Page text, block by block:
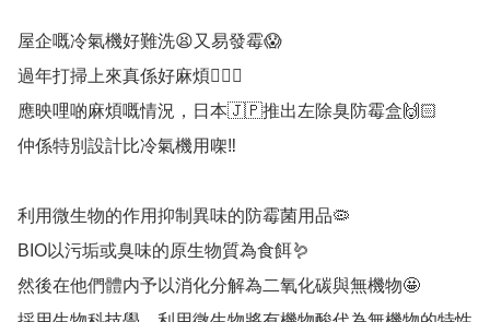
屋企嘅冷氣機好難洗😫又易發霉😱
過年打掃上來真係好麻煩🤦🏻‍♀️
應映哩啲麻煩嘅情況，日本🇯🇵推出左除臭防霉盒🙌🏻
仲係特別設計比冷氣機用㗎‼️
利用微生物的作用抑制異味的防霉菌用品🦠
BIO以污垢或臭味的原生物質為食餌🪱
然後在他們體内予以消化分解為二氧化碳與無機物🤩